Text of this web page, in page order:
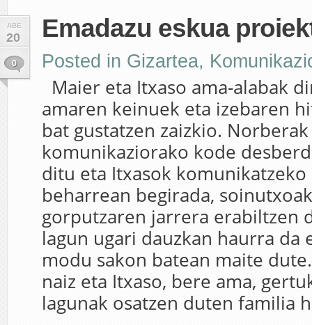
ABE
20
0
Emadazu eskua
Posted in Gizartea,
Maier eta Itxaso ama-alabak
amaren keinuek eta izebaren
bat gustatzen zaizkio. Norberak
komunikaziorako kode
ditu eta Itxasok
beharrean begirada,
gorputzaren jarrera erabiltzen
lagun ugari dauzkan haurra da
modu sakon batean maite
naiz eta Itxaso, bere ama,
lagunak osatzen duten familia